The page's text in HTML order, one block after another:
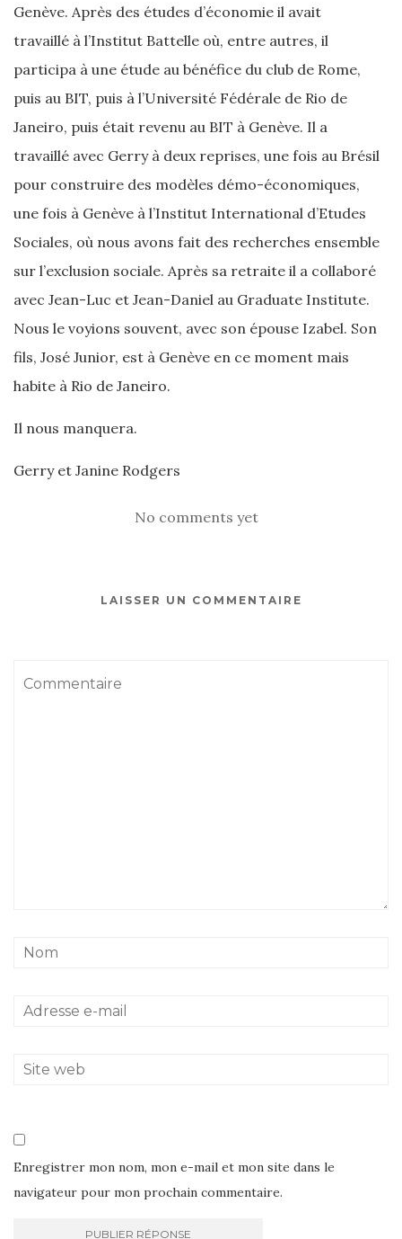
Genève. Après des études d’économie il avait
travaillé à l’Institut Battelle où, entre autres, il
participa à une étude au bénéfice du club de Rome,
puis au BIT, puis à l’Université Fédérale de Rio de
Janeiro, puis était revenu au BIT à Genève. Il a
travaillé avec Gerry à deux reprises, une fois au Brésil
pour construire des modèles démo-économiques,
une fois à Genève à l’Institut International d’Etudes
Sociales, où nous avons fait des recherches ensemble
sur l’exclusion sociale. Après sa retraite il a collaboré
avec Jean-Luc et Jean-Daniel au Graduate Institute.
Nous le voyions souvent, avec son épouse Izabel. Son
fils, José Junior, est à Genève en ce moment mais
habite à Rio de Janeiro.
Il nous manquera.
Gerry et Janine Rodgers
No comments yet
LAISSER UN COMMENTAIRE
Enregistrer mon nom, mon e-mail et mon site dans le
navigateur pour mon prochain commentaire.